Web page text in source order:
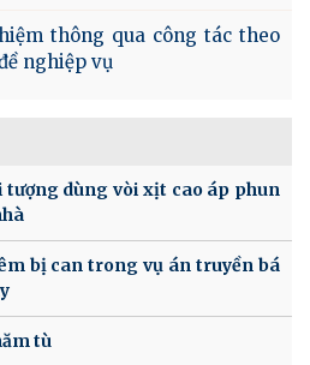
thông qua công tác theo
nghiệp vụ
tượng dùng vòi xịt cao áp phun
bị can trong vụ án truyền bá
tù